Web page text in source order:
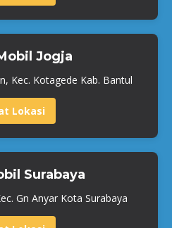
Jogja
Kec. Kotagede Kab. Bantul
Lokasi
Surabaya
Gn Anyar Kota Surabaya